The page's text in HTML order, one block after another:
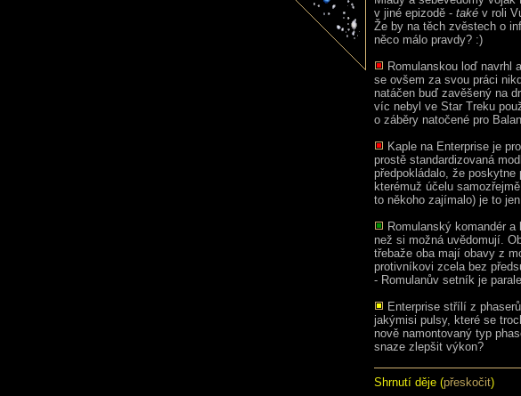
v jiné epizodě - takév roli
Že by na těch zvěstech o
něco málo pravdy? :)
Romulanskou loď navrhl
se ovšem za svou práci
natáčen buď zavěšený na
víc nebyl ve Star Treku
o záběry natočené pro
Kaple na Enterprise je
prostě standardizovaná
předpokládalo, že
kterémuž účelu
to někoho zajímalo) je to
Romulanský komandér
než si možná uvědomují.
třebaže oba mají obavy z
protivníkovi zcela bez
- Romulanův setník je
Enterprise střílí z
jakýmisi pulsy, které se
nově namontovaný typ
snaze zlepšit výkon?
Shrnutí děje (přeskočit)